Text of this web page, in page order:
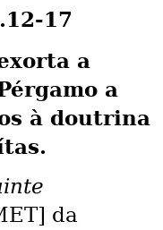
17
a
a
à doutrina
da